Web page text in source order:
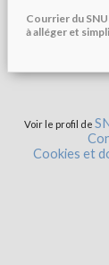
Courrier du
à alléger et
Voir le profil de
Cookies et